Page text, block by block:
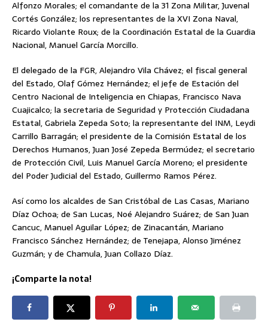
Alfonzo Morales; el comandante de la 31 Zona Militar, Juvenal
Cortés González; los representantes de la XVI Zona Naval,
Ricardo Violante Roux; de la Coordinación Estatal de la Guardia
Nacional, Manuel García Morcillo.
El delegado de la FGR, Alejandro Vila Chávez; el fiscal general
del Estado, Olaf Gómez Hernández; el jefe de Estación del
Centro Nacional de Inteligencia en Chiapas, Francisco Nava
Cuajicalco; la secretaria de Seguridad y Protección Ciudadana
Estatal, Gabriela Zepeda Soto; la representante del INM, Leydi
Carrillo Barragán; el presidente de la Comisión Estatal de los
Derechos Humanos, Juan José Zepeda Bermúdez; el secretario
de Protección Civil, Luis Manuel García Moreno; el presidente
del Poder Judicial del Estado, Guillermo Ramos Pérez.
Así como los alcaldes de San Cristóbal de Las Casas, Mariano
Díaz Ochoa; de San Lucas, Noé Alejandro Suárez; de San Juan
Cancuc, Manuel Aguilar López; de Zinacantán, Mariano
Francisco Sánchez Hernández; de Tenejapa, Alonso Jiménez
Guzmán; y de Chamula, Juan Collazo Díaz.
¡Comparte la nota!